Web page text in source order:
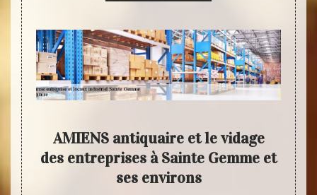
et
AMIENS antiquaire et le vidage
des entreprises à Sainte Gemme et
ses environs